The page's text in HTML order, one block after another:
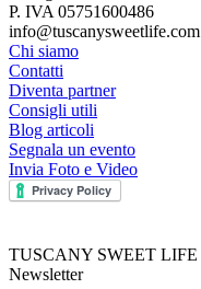
P. IVA 05751600486
info@tuscanysweetlife.com
Chi siamo
Contatti
Diventa partner
Consigli utili
Blog articoli
Segnala un evento
Invia Foto e Video
TUSCANY SWEET LIFE
Newsletter